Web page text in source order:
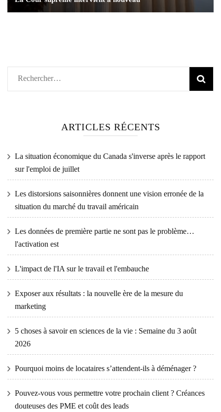
Rechercher :
ARTICLES RÉCENTS
La situation économique du Canada s'inverse après le rapport
sur l'emploi de juillet
Les distorsions saisonnières donnent une vision erronée de la
situation du marché du travail américain
Les données de première partie ne sont pas le problème…
l'activation est
L'impact de l'IA sur le travail et l'embauche
Exposer aux résultats : la nouvelle ère de la mesure du
marketing
5 choses à savoir en sciences de la vie : Semaine du 3 août
2026
Pourquoi moins de locataires s’attendent-ils à déménager ?
Pouvez-vous vous permettre votre prochain client ? Créances
douteuses des PME et coût des leads